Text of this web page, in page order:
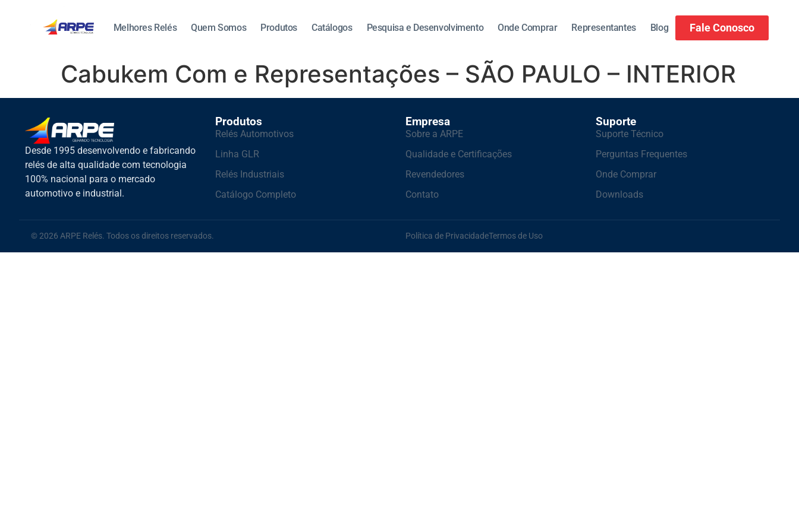
Melhores Relés Quem Somos Produtos Catálogos Pesquisa e Desenvolvimento Onde Comprar Representantes Blog Fale Conosco
Cabukem Com e Representações – SÃO PAULO – INTERIOR
Desde 1995 desenvolvendo e fabricando
relés de alta qualidade com tecnologia
100% nacional para o mercado
automotivo e industrial.
Produtos
Relés Automotivos
Linha GLR
Relés Industriais
Catálogo Completo
Empresa
Sobre a ARPE
Qualidade e Certificações
Revendedores
Contato
Suporte
Suporte Técnico
Perguntas Frequentes
Onde Comprar
Downloads
© 2026 ARPE Relés. Todos os direitos reservados. Política de PrivacidadeTermos de Uso